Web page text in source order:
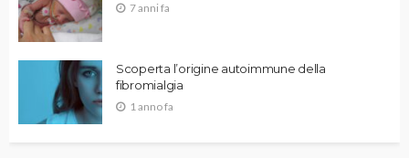
7 anni fa
Scoperta l’origine autoimmune della
fibromialgia
1 anno fa